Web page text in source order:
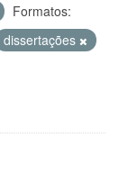
Formatos:
dissertações